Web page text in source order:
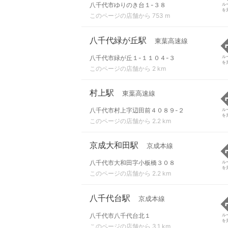
八千代市ゆりのき台１-３８
このページの店舗から 753 m
ル
を
八千代緑が丘駅 東葉高速線
八千代市緑が丘１-１１０４-３
このページの店舗から 2 km
ル
を
村上駅 東葉高速線
八千代市村上字辺田前４０８９-２
このページの店舗から 2.2 km
ル
を
京成大和田駅 京成本線
八千代市大和田字小板橋３０８
このページの店舗から 2.2 km
ル
を
八千代台駅 京成本線
八千代市八千代台北１
このページの店舗から 3.1 km
ル
を